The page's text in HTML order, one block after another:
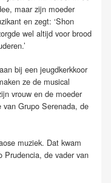
maar zijn moeder
en zegt: ‘Shon
wel altijd voor brood
bij een jeugdkerkkoor
ze de musical
vrouw en de moeder
Grupo Serenada, de
muziek. Dat kwam
Prudencia, de vader van